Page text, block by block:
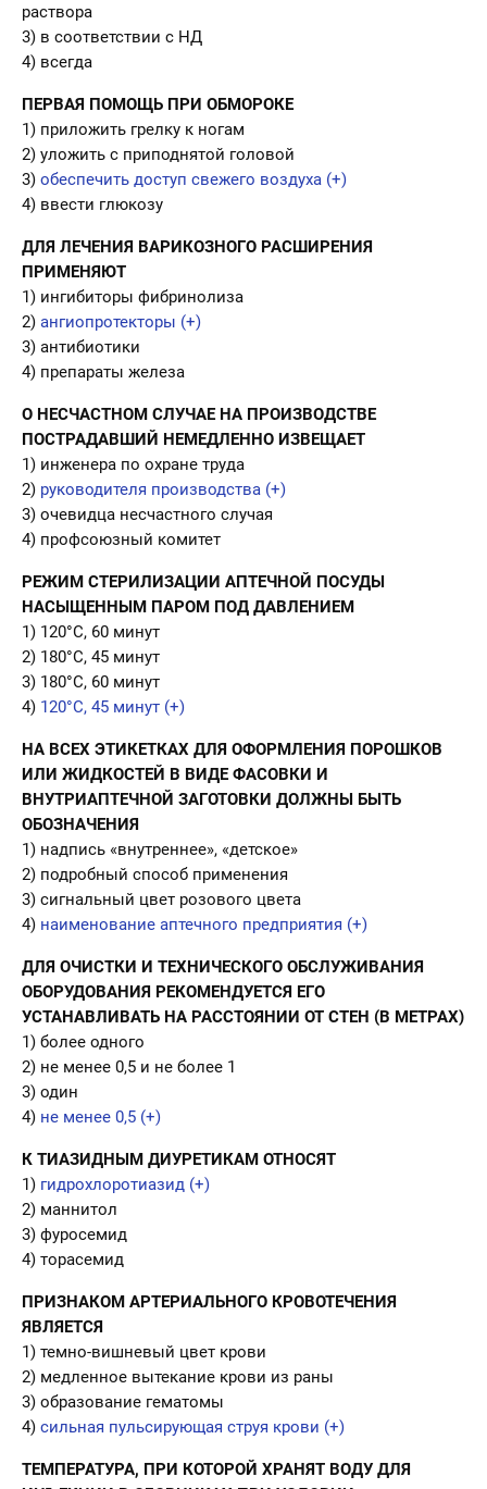
раствора
3) в соответствии с НД
4) всегда
ПЕРВАЯ ПОМОЩЬ ПРИ ОБМОРОКЕ
1) приложить грелку к ногам
2) уложить с приподнятой головой
3) обеспечить доступ свежего воздуха (+)
4) ввести глюкозу
ДЛЯ ЛЕЧЕНИЯ ВАРИКОЗНОГО РАСШИРЕНИЯ
ПРИМЕНЯЮТ
1) ингибиторы фибринолиза
2) ангиопротекторы (+)
3) антибиотики
4) препараты железа
О НЕСЧАСТНОМ СЛУЧАЕ НА ПРОИЗВОДСТВЕ
ПОСТРАДАВШИЙ НЕМЕДЛЕННО ИЗВЕЩАЕТ
1) инженера по охране труда
2) руководителя производства (+)
3) очевидца несчастного случая
4) профсоюзный комитет
РЕЖИМ СТЕРИЛИЗАЦИИ АПТЕЧНОЙ ПОСУДЫ
НАСЫЩЕННЫМ ПАРОМ ПОД ДАВЛЕНИЕМ
1) 120°С, 60 минут
2) 180°С, 45 минут
3) 180°С, 60 минут
4) 120°С, 45 минут (+)
НА ВСЕХ ЭТИКЕТКАХ ДЛЯ ОФОРМЛЕНИЯ ПОРОШКОВ
ИЛИ ЖИДКОСТЕЙ В ВИДЕ ФАСОВКИ И
ВНУТРИАПТЕЧНОЙ ЗАГОТОВКИ ДОЛЖНЫ БЫТЬ
ОБОЗНАЧЕНИЯ
1) надпись «внутреннее», «детское»
2) подробный способ применения
3) сигнальный цвет розового цвета
4) наименование аптечного предприятия (+)
ДЛЯ ОЧИСТКИ И ТЕХНИЧЕСКОГО ОБСЛУЖИВАНИЯ
ОБОРУДОВАНИЯ РЕКОМЕНДУЕТСЯ ЕГО
УСТАНАВЛИВАТЬ НА РАССТОЯНИИ ОТ СТЕН (В МЕТРАХ)
1) более одного
2) не менее 0,5 и не более 1
3) один
4) не менее 0,5 (+)
К ТИАЗИДНЫМ ДИУРЕТИКАМ ОТНОСЯТ
1) гидрохлоротиазид (+)
2) маннитол
3) фуросемид
4) торасемид
ПРИЗНАКОМ АРТЕРИАЛЬНОГО КРОВОТЕЧЕНИЯ
ЯВЛЯЕТСЯ
1) темно-вишневый цвет крови
2) медленное вытекание крови из раны
3) образование гематомы
4) сильная пульсирующая струя крови (+)
ТЕМПЕРАТУРА, ПРИ КОТОРОЙ ХРАНЯТ ВОДУ ДЛЯ